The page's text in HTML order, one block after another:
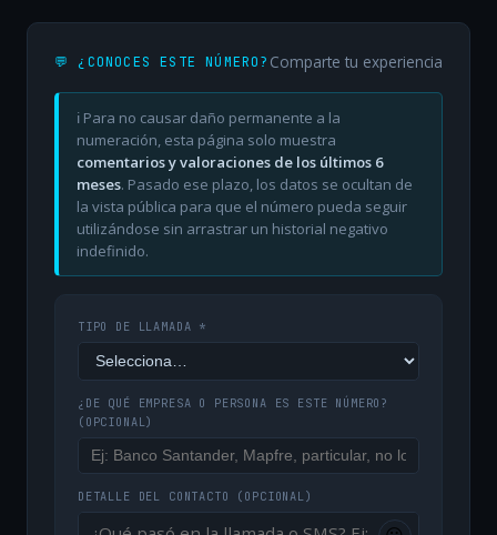
💬 ¿CONOCES ESTE NÚMERO? Comparte tu experiencia
ℹ️ Para no causar daño permanente a la
numeración, esta página solo muestra
comentarios y valoraciones de los últimos 6
meses. Pasado ese plazo, los datos se ocultan de
la vista pública para que el número pueda seguir
utilizándose sin arrastrar un historial negativo
indefinido.
TIPO DE LLAMADA *
¿DE QUÉ EMPRESA O PERSONA ES ESTE NÚMERO?
(OPCIONAL)
DETALLE DEL CONTACTO (OPCIONAL)